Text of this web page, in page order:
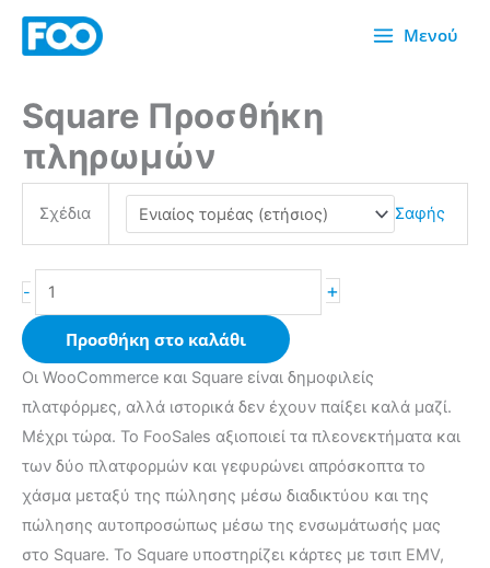
Μετάβαση
Μενού
Square Προσθήκη
πληρωμών
Σχέδια Σαφής
-
Square
Payments
Add-
ποσότητα
+
Προσθήκη στο καλάθι
Οι WooCommerce και Square είναι δημοφιλείς
πλατφόρμες, αλλά ιστορικά δεν έχουν παίξει καλά μαζί.
Μέχρι τώρα. Το FooSales αξιοποιεί τα πλεονεκτήματα και
των δύο πλατφορμών και γεφυρώνει απρόσκοπτα το
χάσμα μεταξύ της πώλησης μέσω διαδικτύου και της
πώλησης αυτοπροσώπως μέσω της ενσωμάτωσής μας
στο Square. Το Square υποστηρίζει κάρτες με τσιπ EMV,